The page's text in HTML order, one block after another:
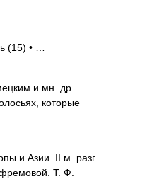
(15) • …
и мн. др.
которые
и Азии. II м. разг.
Т. Ф.